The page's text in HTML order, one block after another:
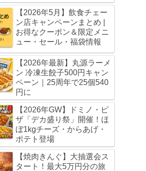
（5月20日・6月3日まで）
【2026年5月】飲食チェー
ン店キャンペーンまとめ |
お得なクーポン＆限定メニ
ュー・セール・福袋情報
【2026年最新】丸源ラーメ
ン 冷凍生餃子500円キャン
ペーン｜25周年で25個540
円に
【2026年GW】ドミノ・ピ
ザ「デカ盛り祭」開催！ほ
ぼ1kgチーズ・からあげ・
ポテト登場
【焼肉きんぐ】大抽選会ス
タート！最大5万円分の旅